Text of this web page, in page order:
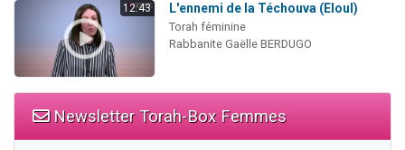
12:43 L'ennemi de la Téchouva (Eloul)
Torah féminine
Rabbanite Gaëlle BERDUGO
Newsletter Torah-Box Femmes